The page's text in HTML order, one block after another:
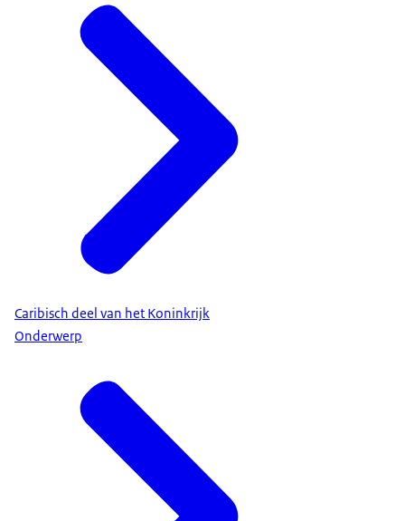
Caribisch deel van het Koninkrijk
Onderwerp